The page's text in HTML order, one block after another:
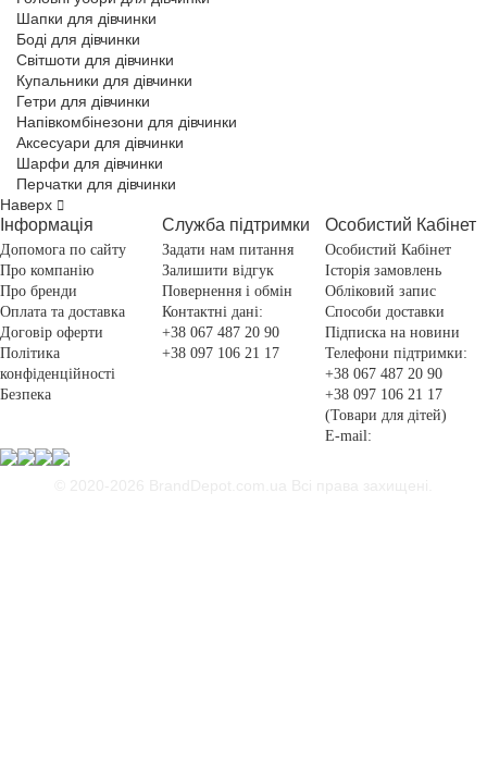
Шапки для дівчинки
Боді для дівчинки
Світшоти для дівчинки
Купальники для дівчинки
Гетри для дівчинки
Напівкомбінезони для дівчинки
Аксесуари для дівчинки
Шарфи для дівчинки
Перчатки для дівчинки
Наверх
Інформація
Допомога по сайту
Про компанію
Про бренди
Оплата та доставка
Договір оферти
Політика
конфіденційності
Безпека
Служба підтримки
Задати нам питання
Залишити відгук
Повернення і обмін
Контактні дані:
+38 067 487 20 90
+38 097 106 21 17
Особистий Кабінет
Особистий Кабінет
Історія замовлень
Обліковий запис
Способи доставки
Підписка на новини
Телефони підтримки:
+38 067 487 20 90
+38 097 106 21 17
(Товари для дітей)
E-mail: